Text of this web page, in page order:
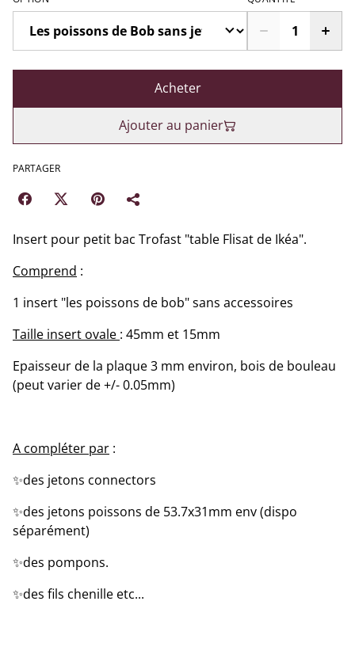
Acheter
Ajouter au panier
PARTAGER
Insert pour petit bac Trofast "table Flisat de Ikéa".
Comprend :
1 insert "les poissons de bob" sans accessoires
Taille insert ovale : 45mm et 15mm
Epaisseur de la plaque 3 mm environ, bois de bouleau
(peut varier de +/- 0.05mm)
A compléter par :
✨️des jetons connectors
✨️des jetons poissons de 53.7x31mm env (dispo
séparément)
✨️des pompons.
✨️des fils chenille etc...